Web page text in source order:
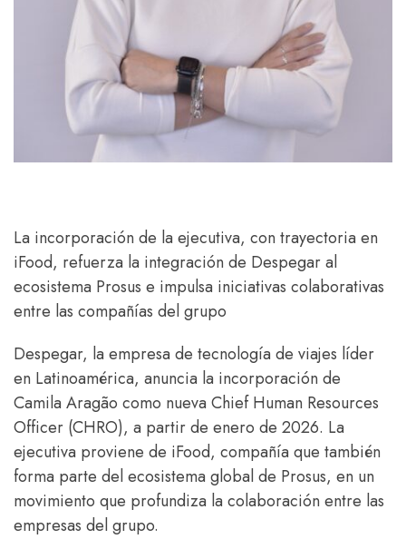
La incorporación de la ejecutiva, con trayectoria en
iFood, refuerza la integración de Despegar al
ecosistema Prosus e impulsa iniciativas colaborativas
entre las compañías del grupo
Despegar, la empresa de tecnología de viajes líder
en Latinoamérica, anuncia la incorporación de
Camila Aragão como nueva Chief Human Resources
Officer (CHRO), a partir de enero de 2026. La
ejecutiva proviene de iFood, compañía que también
forma parte del ecosistema global de Prosus, en un
movimiento que profundiza la colaboración entre las
empresas del grupo.